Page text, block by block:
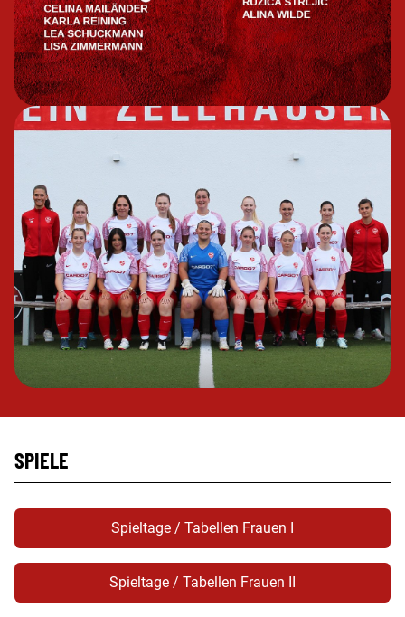
SPIELE
Spieltage / Tabellen Frauen I
Spieltage / Tabellen Frauen II